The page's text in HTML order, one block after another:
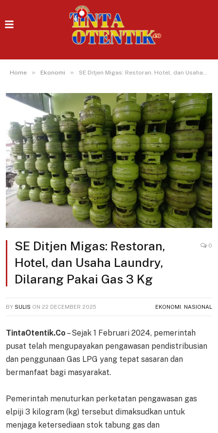
Home » Ekonomi » SE Ditjen Migas: Restoran, Hotel, dan Usaha Laundry, Dilarang Pakai Gas 3 Kg
SE Ditjen Migas: Restoran,
Hotel, dan Usaha Laundry,
Dilarang Pakai Gas 3 Kg
0
BY SULIS ON 22 DECEMBER 2025 EKONOMI NASIONAL
TintaOtentik.Co – Sejak 1 Februari 2024, pemerintah
pusat telah mengupayakan pengawasan pendistribusian
dan penggunaan Gas LPG yang tepat sasaran dan
bermanfaat bagi masyarakat.
Pemerintah menuturkan perketatan pengawasan gas
elpiji 3 kilogram (kg) tersebut dimaksudkan untuk
menjaga ketersediaan stok tabung gas dan